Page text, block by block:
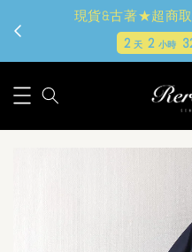
現貨&古著★超商
2 天 2 小時